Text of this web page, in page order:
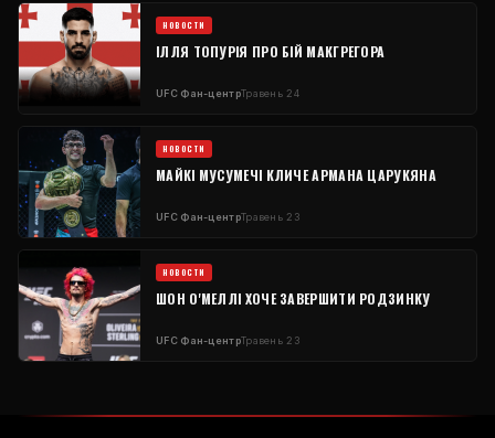
НОВОСТИ
ІЛЛЯ ТОПУРІЯ ПРО БІЙ МАКГРЕГОРА
UFCФан-центрТравень 24
НОВОСТИ
МАЙКІ МУСУМЕЧІ КЛИЧЕ АРМАНА ЦАРУКЯНА
UFCФан-центрТравень 23
НОВОСТИ
ШОН О'МЕЛЛІ ХОЧЕ ЗАВЕРШИТИ РОДЗИНКУ
UFCФан-центрТравень 23